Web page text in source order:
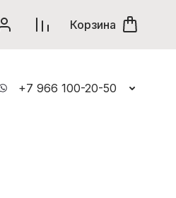
Корзина
Контакты
+7 966 100-20-50